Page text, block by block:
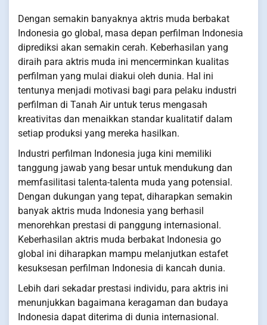
Dengan semakin banyaknya aktris muda berbakat
Indonesia go global, masa depan perfilman Indonesia
diprediksi akan semakin cerah. Keberhasilan yang
diraih para aktris muda ini mencerminkan kualitas
perfilman yang mulai diakui oleh dunia. Hal ini
tentunya menjadi motivasi bagi para pelaku industri
perfilman di Tanah Air untuk terus mengasah
kreativitas dan menaikkan standar kualitatif dalam
setiap produksi yang mereka hasilkan.
Industri perfilman Indonesia juga kini memiliki
tanggung jawab yang besar untuk mendukung dan
memfasilitasi talenta-talenta muda yang potensial.
Dengan dukungan yang tepat, diharapkan semakin
banyak aktris muda Indonesia yang berhasil
menorehkan prestasi di panggung internasional.
Keberhasilan aktris muda berbakat Indonesia go
global ini diharapkan mampu melanjutkan estafet
kesuksesan perfilman Indonesia di kancah dunia.
Lebih dari sekadar prestasi individu, para aktris ini
menunjukkan bagaimana keragaman dan budaya
Indonesia dapat diterima di dunia internasional.